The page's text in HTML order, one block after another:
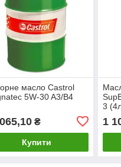
масло Castrol
5W-30 A3/B4
₴
Купити
3
1